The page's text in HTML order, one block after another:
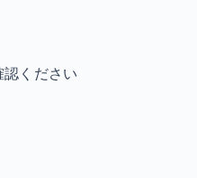
認ください